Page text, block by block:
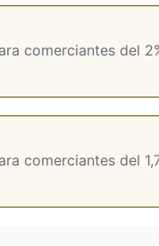
comerciantes del
comerciantes del